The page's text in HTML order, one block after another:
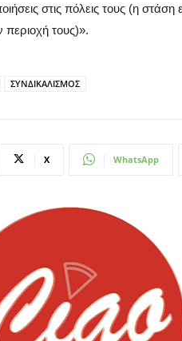
στις πόλεις τους (η στάση
περιοχή τους)».
ΣΥΝΔΙΚΑΛΙΣΜΟΣ
X WhatsApp